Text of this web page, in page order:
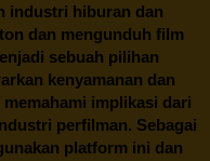
industri hiburan dan
dan mengunduh film
sebuah pilihan
kenyamanan dan
implikasi dari
perfilman. Sebagai
platform ini dan